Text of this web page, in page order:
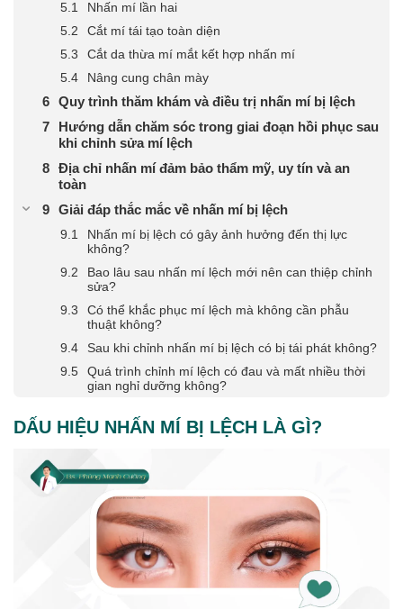
Nhấn mí lần hai
Cắt mí tái tạo toàn diện
Cắt da thừa mí mắt kết hợp nhấn mí
Nâng cung chân mày
Quy trình thăm khám và điều trị nhấn mí bị lệch
Hướng dẫn chăm sóc trong giai đoạn hồi phục sau
khi chỉnh sửa mí lệch
Địa chỉ nhấn mí đảm bảo thẩm mỹ, uy tín và an
toàn
Giải đáp thắc mắc về nhấn mí bị lệch
Nhấn mí bị lệch có gây ảnh hưởng đến thị lực
không?
Bao lâu sau nhấn mí lệch mới nên can thiệp chỉnh
sửa?
Có thể khắc phục mí lệch mà không cần phẫu
thuật không?
Sau khi chỉnh nhấn mí bị lệch có bị tái phát không?
Quá trình chỉnh mí lệch có đau và mất nhiều thời
gian nghỉ dưỡng không?
DẤU HIỆU NHẤN MÍ BỊ LỆCH LÀ GÌ?